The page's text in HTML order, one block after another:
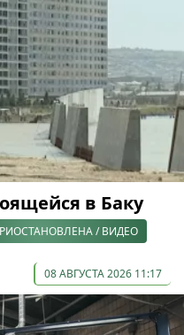
в Баку
/ ВИДЕО
08 АВГУСТА 2026 11:17